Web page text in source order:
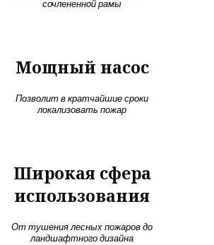
сочлененной рамы
Мощный насос
Позволит в кратчайшие сроки
локализовать пожар
Широкая сфера
использования
От тушения лесных пожаров до
ландшафтного дизайна